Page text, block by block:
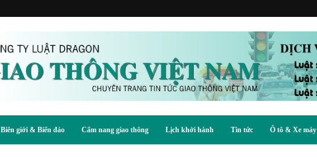
Biên giới & Biển đảo Cẩm nang giao thông Lịch khởi hành Tin tức Ô tô & Xe máy